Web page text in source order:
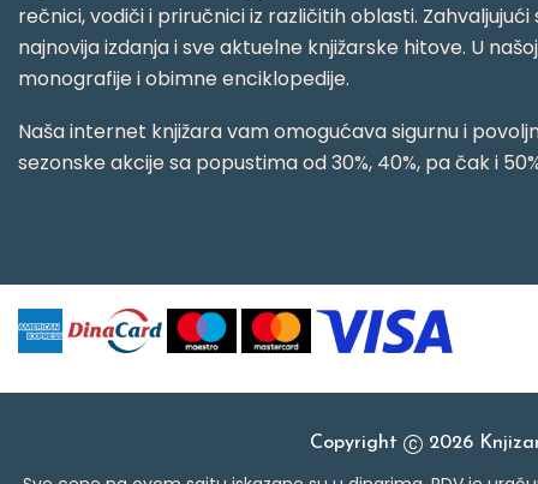
rečnici, vodiči i priručnici iz različitih oblasti.
najnovija izdanja i sve aktuelne knjižarske hitove. U
monografije i obimne enciklopedije.
Naša internet knjižara vam omogućava sigurnu i
sezonske akcije sa popustima od 30%, 40%, pa čak i
Copyright 2026